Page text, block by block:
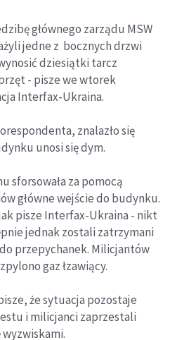
głównego zarządu MSW
jedne z bocznych drzwi
dziesiątki tarcz
- pisze we wtorek
Interfax-Ukraina.
znalazło się
unosi się dym.
sforsowała za pomocą
główne wejście do budynku.
pisze Interfax-Ukraina - nikt
jednak zostali zatrzymani
przepychanek. Milicjantów
gaz łzawiący.
że sytuacja pozostaje
i milicjanci zaprzestali